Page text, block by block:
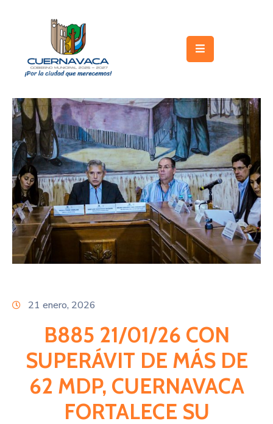
Gobierno
Turismo
Trámites
y
Servicios
Licitaciones
Transparencia
Directorio
21 enero, 2026
B885 21/01/26 CON
SUPERÁVIT DE MÁS DE
62 MDP, CUERNAVACA
FORTALECE SU